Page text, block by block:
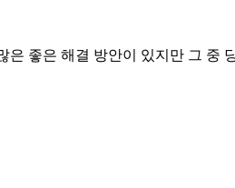
은 좋은 해결 방안이 있지만 그 중